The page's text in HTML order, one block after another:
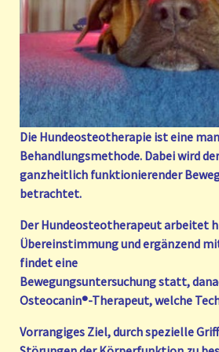
Die Hundeosteotherapie ist eine
Behandlungsmethode. Dabei wird
ganzheitlich funktionierender
betrachtet.
Der Hundeosteotherapeut arbeitet
Übereinstimmung und ergänzend
findet eine
Bewegungsuntersuchung statt,
Osteocanin®-Therapeut, welche
Vorrangiges Ziel, durch spezielle